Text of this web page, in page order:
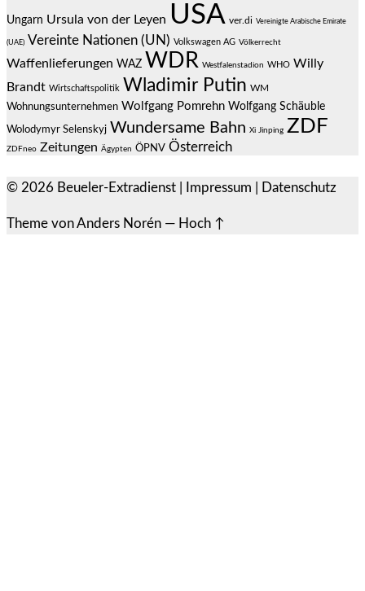
Ungarn Ursula von der Leyen USA ver.di Vereinigte Arabische Emirate
(UAE) Vereinte Nationen (UN) Volkswagen AG Völkerrecht
Waffenlieferungen WAZ WDR Westfalenstadion WHO Willy
Brandt Wirtschaftspolitik Wladimir Putin WM
Wohnungsunternehmen Wolfgang Pomrehn Wolfgang Schäuble
Wolodymyr Selenskyj Wundersame Bahn Xi Jinping ZDF
ZDFneo Zeitungen Ägypten ÖPNV Österreich
© 2026 Beueler-Extradienst Impressum Datenschutz
Theme vonAnders Norén — Hoch ↑